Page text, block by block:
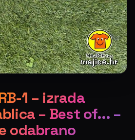
1 – izrada
– Best of... –
odabrano